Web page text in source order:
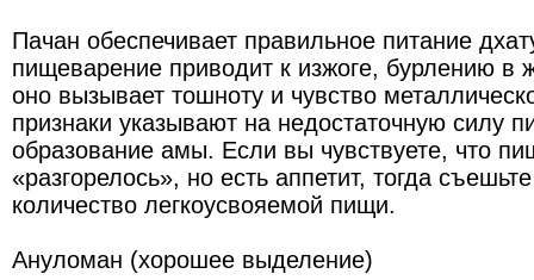
Пачан обеспечивает правильное питание
пищеварение приводит к изжоге, бурлению в
оно вызывает тошноту и чувство
признаки указывают на недостаточную силу
образование амы. Если вы чувствуете, что
«разгорелось», но есть аппетит, тогда
количество легкоусвояемой пищи.
Ануломан (хорошее выделение)